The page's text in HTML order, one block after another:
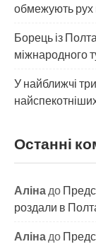
обмежують рух
Борець із
міжнародного
​У найближчі
Останні
Алінадо
роздали в
Алінадо